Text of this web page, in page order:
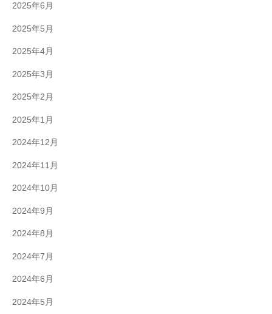
2025年6月
2025年5月
2025年4月
2025年3月
2025年2月
2025年1月
2024年12月
2024年11月
2024年10月
2024年9月
2024年8月
2024年7月
2024年6月
2024年5月